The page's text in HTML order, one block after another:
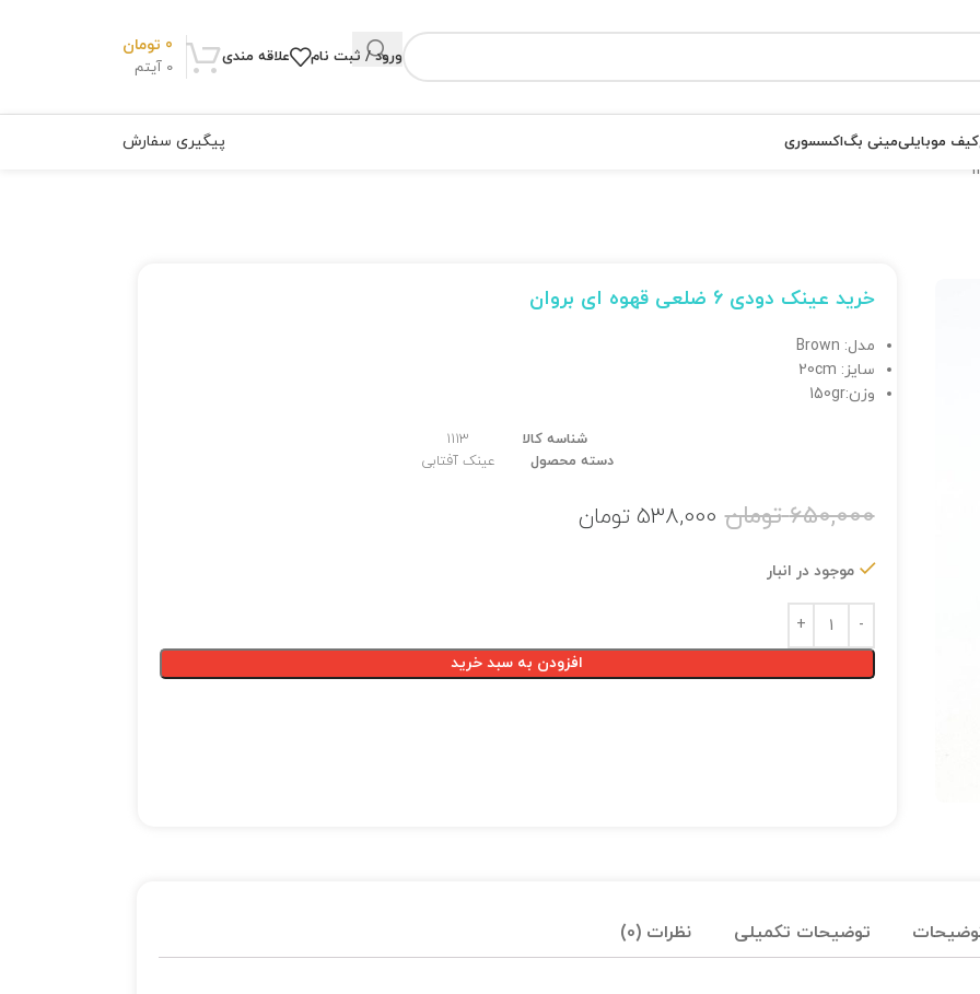
ورود / ثبت نام علاقه مندی
0 آیتم
0 تومان
کیف موبایلیمینی بگاکسسوری پیگیری سفارش
خرید عینک دودی 6 ضلعی قهوه ای بروان
مدل: Brown
سایز: 20cm
وزن:150gr
شناسه کالا
1113
دسته محصول
عینک آفتابی
650,000 تومان 538,000 تومان
موجود در انبار
افزودن به سبد خرید
توضیحات تکمیلی نظرات (0)